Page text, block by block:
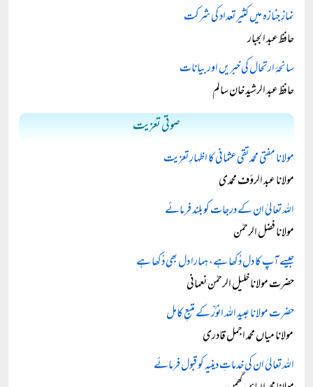
نمازِ جنازہ میں کثیر تعداد کی شرکت
حافظ عبد الجبار
سانحۂ ارتحال کی خبریں اور بیانات
حافظ عبد الرشید خان سالم
صوتی تعزیت
مولانا مفتی محمد تقی عثمانی کا اظہارِ تعزیت
مولانا عبد الرؤف محمدی
اللہ تعالیٰ ان کے درجات کو بلند فرمائے
مولانا فضل الرحمٰن
جیسے آپ کا دل دُکھا ہے، ہمارا دل بھی دُکھا ہے
حضرت مولانا خلیل الرحمٰن نعمانی
حضرت مولانا عبید اللہ انورؒ کے متبعِ کامل
مولانا میاں محمد اجمل قادری
اللہ تعالیٰ ان کی خدماتِ دینیہ کو قبول فرمائے